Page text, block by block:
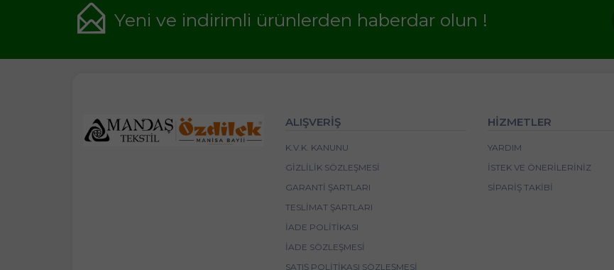
Yeni ve indirimli ürünlerden haberdar olun !
ALIŞVERİŞ
K.V.K. KANUNU
GIZLILIK SÖZLEŞMESI
GARANTI ŞARTLARI
TESLIMAT ŞARTLARI
İADE POLITIKASI
İADE SÖZLEŞMESI
SATIŞ POLITIKASI SÖZLEŞMESI
HİZMETLER
YARDIM
İSTEK VE ÖNERILERINIZ
SIPARIŞ TAKIBI